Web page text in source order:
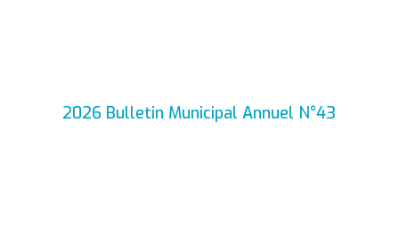
2026 Bulletin Municipal Annuel N°43